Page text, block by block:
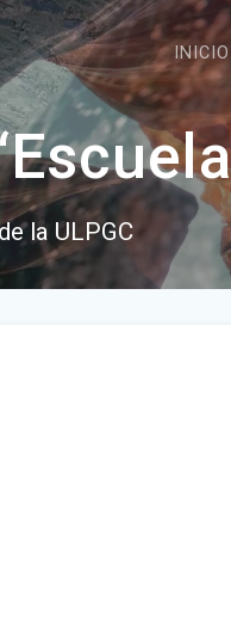
INICIO
la ULPGC